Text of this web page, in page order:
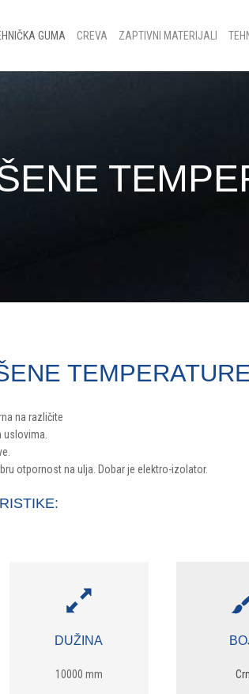
GUMA CREVA ZAPTIVNI MATERIJALI
na različite
otpornost na ulja. Dobar je elektro-izolator.
DUŽINA
10000 mm